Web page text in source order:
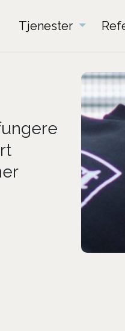
Tjenester